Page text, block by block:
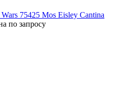
75425 Mos Eisley Cantina
по запросу